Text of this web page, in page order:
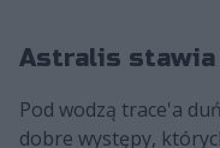
Astralis stawia
Pod wodzą trace'a
dobre występy,